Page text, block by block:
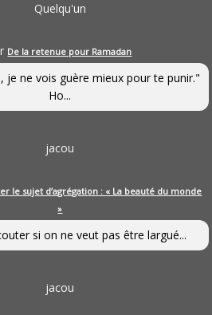
Quelqu'un
De la retenue pour Ramadan
je ne vois guère mieux pour te punir."
Ho...
jacou
le sujet d’agrégation : « La beauté du monde
»
si on ne veut pas être largué...
jacou